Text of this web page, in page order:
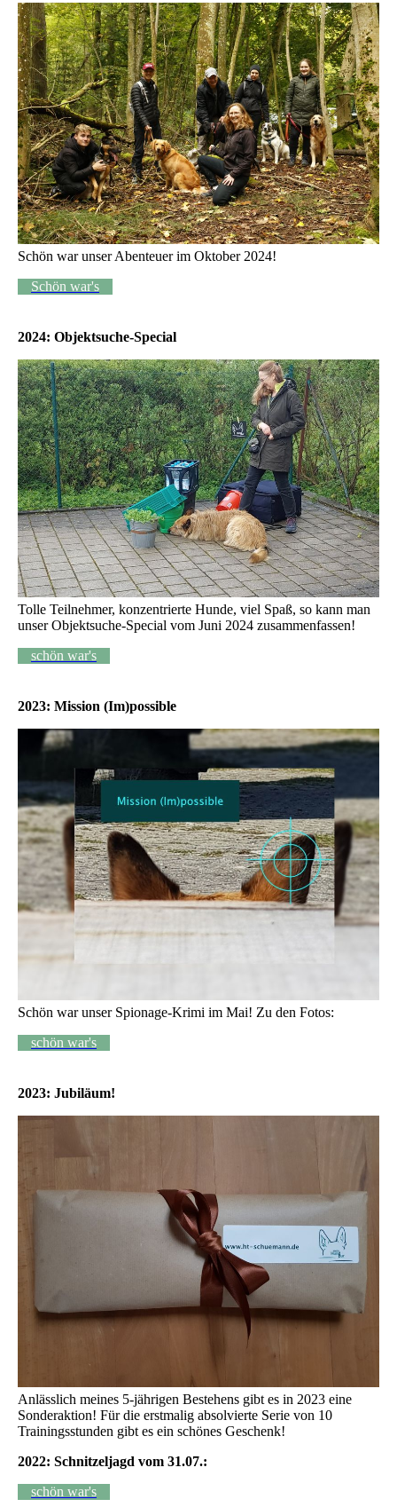
Schön war unser Abenteuer im Oktober 2024!
Schön war's
2024: Objektsuche-Special
Tolle Teilnehmer, konzentrierte Hunde, viel Spaß, so kann man
unser Objektsuche-Special vom Juni 2024 zusammenfassen!
schön war's
2023: Mission (Im)possible
Schön war unser Spionage-Krimi im Mai! Zu den Fotos:
schön war's
2023: Jubiläum!
Anlässlich meines 5-jährigen Bestehens gibt es in 2023 eine
Sonderaktion! Für die erstmalig absolvierte Serie von 10
Trainingsstunden gibt es ein schönes Geschenk!
2022: Schnitzeljagd vom 31.07.:
schön war's